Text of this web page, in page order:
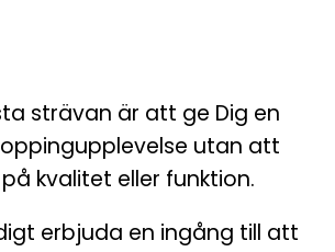
strävan är att ge Dig en
utan att
kvalitet eller funktion.
erbjuda en ingång till att